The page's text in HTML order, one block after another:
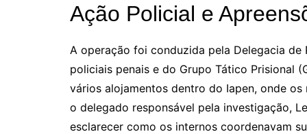
Ação Policial e
A operação foi conduzida pela Delegacia
policiais penais e do Grupo Tático Prisional
vários alojamentos dentro do Iapen, onde
o delegado responsável pela investigação,
esclarecer como os internos coordenavam